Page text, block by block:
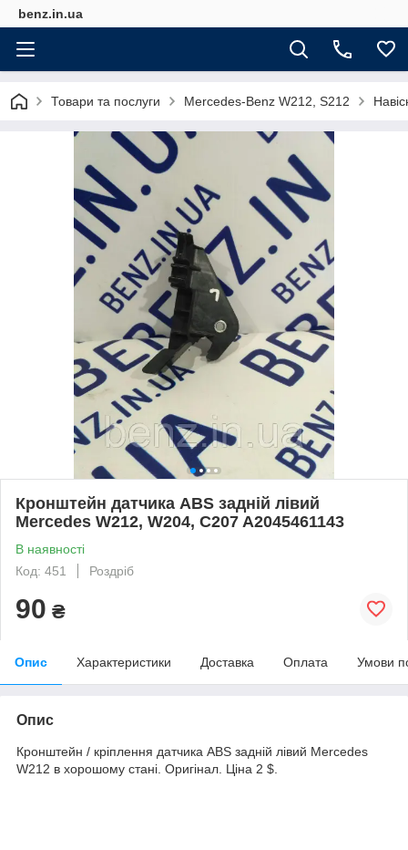
benz.in.ua
Товари та послуги Mercedes-Benz W212, S212
Кронштейн датчика ABS задній лівий
Mercedes W212, W204, C207 A2045461143
В наявності
Код: 451
Роздріб
90 ₴
Опис Характеристики Доставка Оплата Умови
Опис
Кронштейн / кріплення датчика ABS задній лівий Mercedes
W212 в хорошому стані. Оригінал. Ціна 2 $.